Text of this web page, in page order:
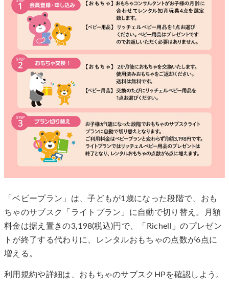
「ベビープラン」は、子どもが1歳になった段階で、おも
ちゃのサブスク「ライトプラン」に自動で切り替え。月額
料金は据え置きの3,198(税込)円で、「Richell」のプレゼン
トが終了する代わりに、レンタルおもちゃの点数が6点に
増える。
利用規約や詳細は、おもちゃのサブスクHPを確認しよう。